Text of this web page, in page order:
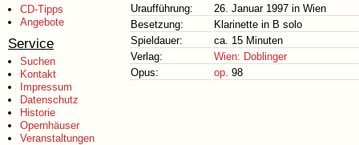
CD-Tipps
Angebote
Service
Suchen
Kontakt
Impressum
Datenschutz
Historie
Opernhäuser
Veranstaltungen
Uraufführung:
26. Januar 1997 in Wien
Besetzung:
Klarinette in B solo
Spieldauer:
ca. 15 Minuten
Verlag:
Wien: Doblinger
Opus:
op. 98